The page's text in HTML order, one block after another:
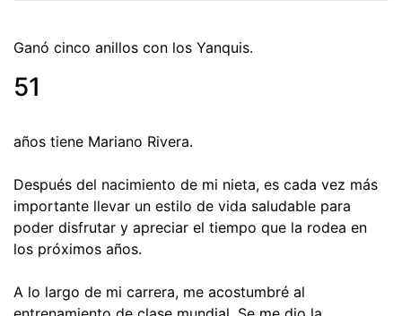
Ganó cinco anillos con los Yanquis.
51
años tiene Mariano Rivera.
Después del nacimiento de mi nieta, es cada vez más
importante llevar un estilo de vida saludable para
poder disfrutar y apreciar el tiempo que la rodea en
los próximos años.
A lo largo de mi carrera, me acostumbré al